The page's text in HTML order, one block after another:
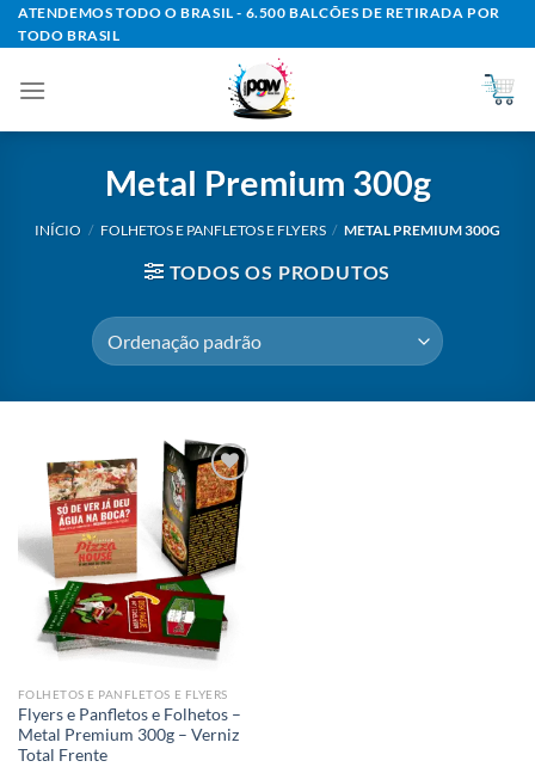
Skip
to
ATENDEMOS TODO O BRASIL - 6.500 BALCÕES DE RETIRADA POR
TODO BRASIL
Metal Premium 300g
INÍCIO / FOLHETOS E PANFLETOS E FLYERS / METAL PREMIUM 300G
TODOS OS PRODUTOS
Add to
wishlist
FOLHETOS E PANFLETOS E FLYERS
Flyers e Panfletos e Folhetos –
Metal Premium 300g – Verniz
Total Frente